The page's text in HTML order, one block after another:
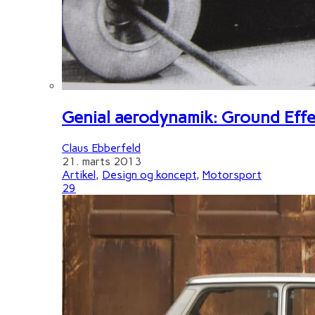
Genial aerodynamik: Ground
Claus Ebberfeld
21. marts 2013
Artikel, Design og koncept, Motorsport
29